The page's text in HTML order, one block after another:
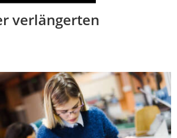
verlängerten